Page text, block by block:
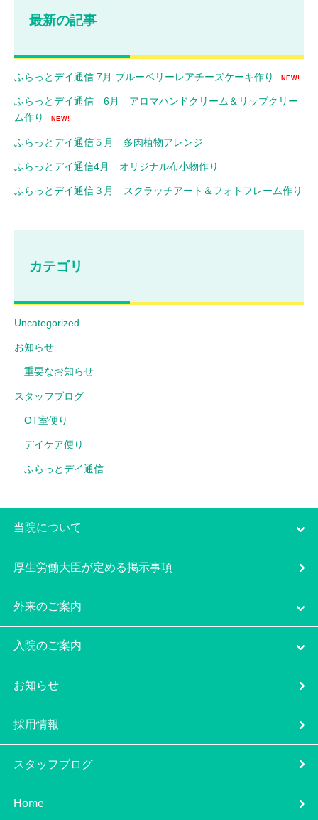
最新の記事
ふらっとデイ通信 7月 ブルーベリーレアチーズケーキ作り NEW!
ふらっとデイ通信 6月 アロマハンドクリーム＆リップクリー
ム作り
NEW!
ふらっとデイ通信５月 多肉植物アレンジ
ふらっとデイ通信4月 オリジナル布小物作り
ふらっとデイ通信３月 スクラッチアート＆フォトフレーム作り
カテゴリ
Uncategorized
お知らせ
重要なお知らせ
スタッフブログ
OT室便り
デイケア便り
ふらっとデイ通信
当院について
厚生労働大臣が定める掲示事項
外来のご案内
入院のご案内
お知らせ
採用情報
スタッフブログ
Home